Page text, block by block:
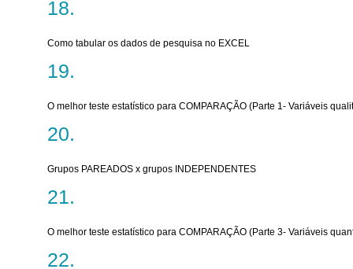
Como tabular os dados de pesquisa no EXCEL
O melhor teste estatístico para COMPARAÇÃO (Parte 1- Variáveis
Grupos PAREADOS x grupos INDEPENDENTES
O melhor teste estatístico para COMPARAÇÃO (Parte 3- Variáveis